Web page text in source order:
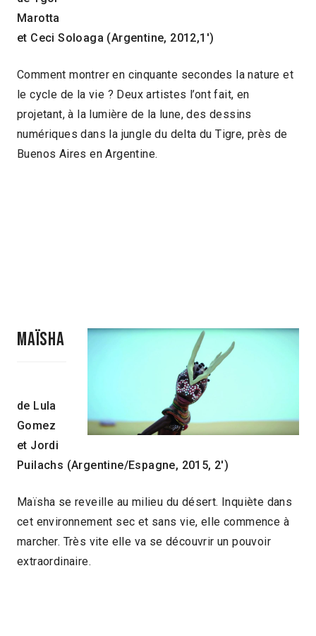
Marotta
et Ceci Soloaga (Argentine, 2012,1′)
Comment montrer en cinquante secondes la nature et
le cycle de la vie ? Deux artistes l’ont fait, en
projetant, à la lumière de la lune, des dessins
numériques dans la jungle du delta du Tigre, près de
Buenos Aires en Argentine.
Maïsha
de Lula
Gomez
et Jordi
Puilachs (Argentine/Espagne, 2015, 2′)
Maïsha se reveille au milieu du désert. Inquiète dans
cet environnement sec et sans vie, elle commence à
marcher. Très vite elle va se découvrir un pouvoir
extraordinaire.